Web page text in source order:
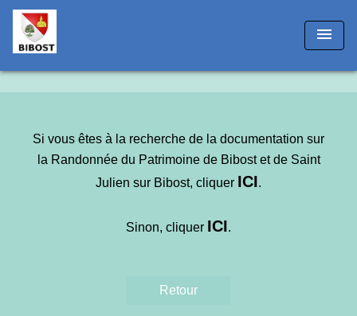
!-- Matomo -->
menu
Si vous êtes à la recherche de la documentation sur
la Randonnée du Patrimoine de Bibost et de Saint
Julien sur Bibost, cliquer ICI.
Sinon, cliquer ICI.
Retour